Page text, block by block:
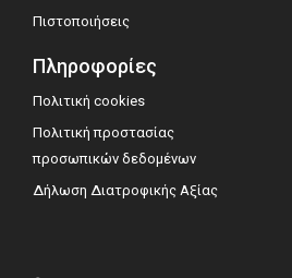
Πιστοποιήσεις
Πληροφορίες
Πολιτική cookies
Πολιτική προστασίας
προσωπικών δεδομένων
Δήλωση Διατροφικής Αξίας